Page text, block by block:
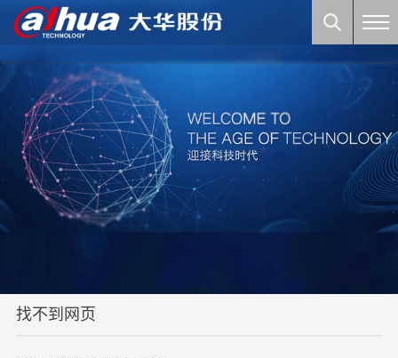
找不到网页